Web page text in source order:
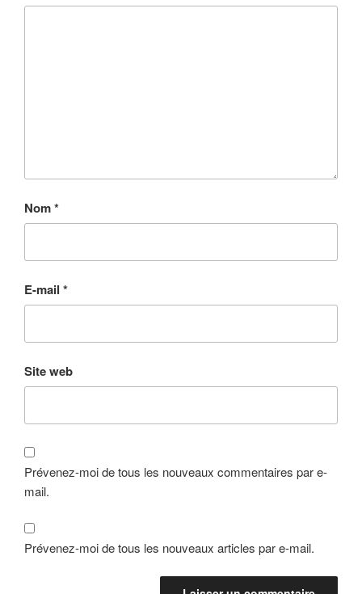
Nom*
E-mail *
Site web
Prévenez-moi de tous les nouveaux commentaires par e-
mail.
Prévenez-moi de tous les nouveaux articles par e-mail.